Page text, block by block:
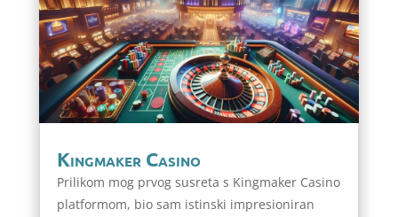
Kingmaker Casino
Prilikom mog prvog susreta s Kingmaker Casino
platformom, bio sam istinski impresioniran